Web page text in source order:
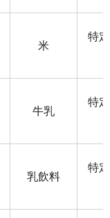
米
特
牛乳
特
乳飲料
特